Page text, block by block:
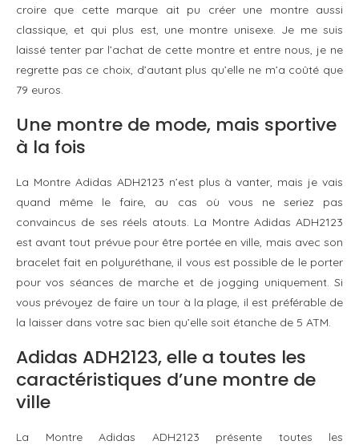
croire que cette marque ait pu créer une montre aussi
classique, et qui plus est, une montre unisexe. Je me suis
laissé tenter par l’achat de cette montre et entre nous, je ne
regrette pas ce choix, d’autant plus qu’elle ne m’a coûté que
79 euros.
Une montre de mode, mais sportive
à la fois
La Montre Adidas ADH2123 n’est plus à vanter, mais je vais
quand même le faire, au cas où vous ne seriez pas
convaincus de ses réels atouts. La Montre Adidas ADH2123
est avant tout prévue pour être portée en ville, mais avec son
bracelet fait en polyuréthane, il vous est possible de le porter
pour vos séances de marche et de jogging uniquement. Si
vous prévoyez de faire un tour à la plage, il est préférable de
la laisser dans votre sac bien qu’elle soit étanche de 5 ATM.
Adidas ADH2123, elle a toutes les
caractéristiques d’une montre de
ville
La Montre Adidas ADH2123 présente toutes les